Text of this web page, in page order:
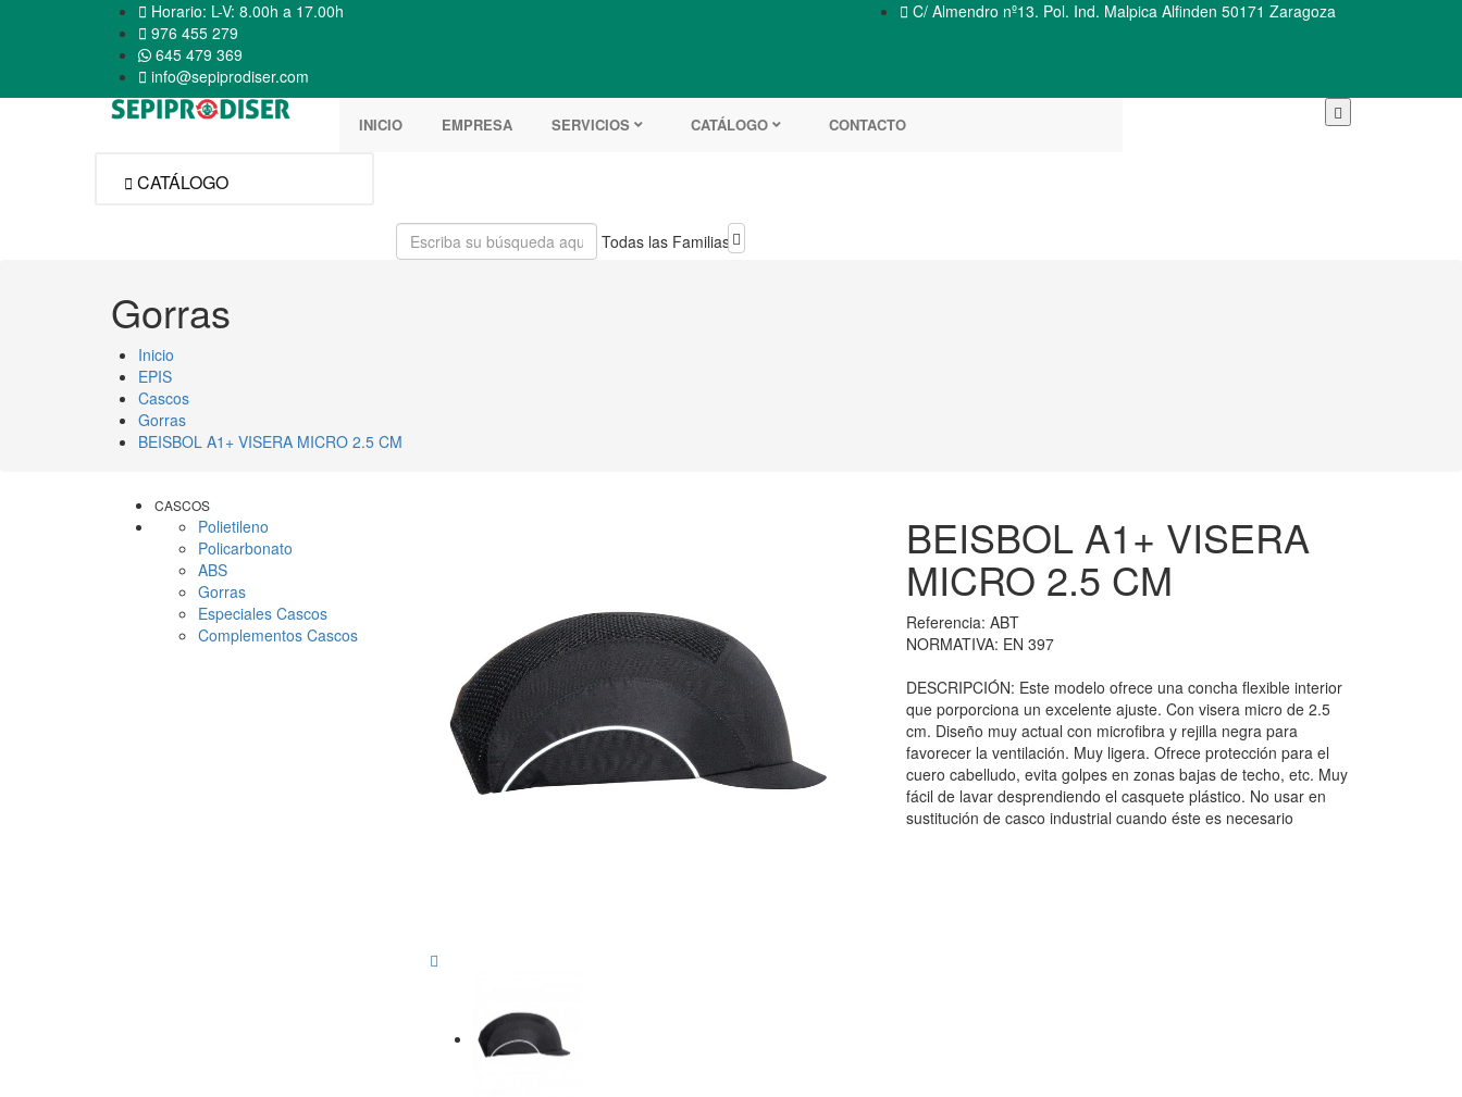
 Horario: L-V: 8.00h a 17.00h
 976 455 279
645 479 369
 info@sepiprodiser.com
 C/ Almendro nº13. Pol. Ind. Malpica Alfinden 50171 Zaragoza
INICIO EMPRESA SERVICIOS CATÁLOGO CONTACTO
 CATÁLOGO
Todas las Familias
Gorras
Inicio
EPIS
Cascos
Gorras
BEISBOL A1+ VISERA MICRO 2.5 CM
BEISBOL A1+ VISERA
MICRO 2.5 CM
Referencia:ABT
NORMATIVA: EN 397
DESCRIPCIÓN: Este modelo ofrece una concha flexible interior
que porporciona un excelente ajuste. Con visera micro de 2.5
cm. Diseño muy actual con microfibra y rejilla negra para
favorecer la ventilación. Muy ligera. Ofrece protección para el
cuero cabelludo, evita golpes en zonas bajas de techo, etc. Muy
fácil de lavar desprendiendo el casquete plástico. No usar en
sustitución de casco industrial cuando éste es necesario
CASCOS
Polietileno
Policarbonato
ABS
Gorras
Especiales Cascos
Complementos Cascos